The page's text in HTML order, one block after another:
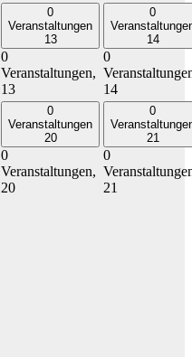
0
Veranstaltungen
13
0
Veranstaltungen,
13
0
14
0
14
0
Veranstaltungen
20
0
Veranstaltungen,
20
0
21
0
21